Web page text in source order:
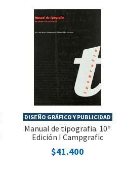
DISEÑO GRÁFICO Y PUBLICIDAD
Manual de tipografia. 10º
Edición I Campgrafic
$41.400